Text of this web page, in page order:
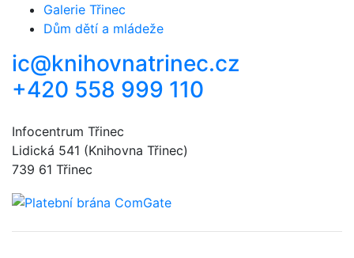
Galerie Třinec
Dům dětí a mládeže
ic@knihovnatrinec.cz
+420 558 999 110
Infocentrum Třinec
Lidická 541 (Knihovna Třinec)
739 61 Třinec